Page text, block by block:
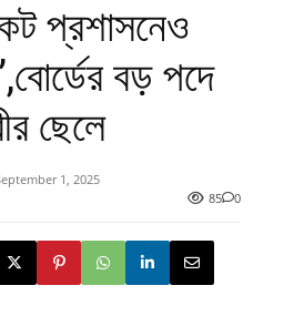
প্রশাসনেও
বড় পদে
ছেলে
1, 2025
85
0